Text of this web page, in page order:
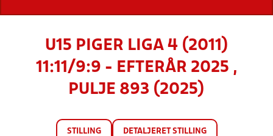
U15 PIGER LIGA 4 (2011)
11:11/9:9 - EFTERÅR 2025 ,
PULJE 893 (2025)
STILLING DETALJERET STILLING